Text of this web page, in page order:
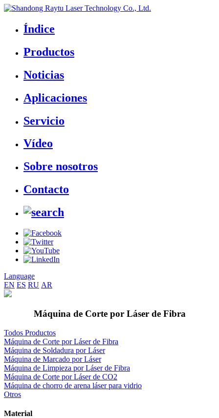
Índice
Productos
Noticias
Aplicaciones
Servicio
Vídeo
Sobre nosotros
Contacto
Language
EN ES RU AR
Máquina de Corte por Láser de Fibra
Todos Productos
Máquina de Corte por Láser de Fibra
Máquina de Soldadura por Láser
Máquina de Marcado por Láser
Máquina de Limpieza por Láser de Fibra
Máquina de Corte por Láser de CO2
Máquina de chorro de arena láser para vidrio
Otros
Material